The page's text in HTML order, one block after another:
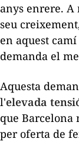
anys enrere. A
seu
en aquest
demanda el
Aquesta
l'elevada
que Barcelona
per oferta de